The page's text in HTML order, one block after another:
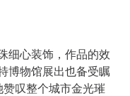
细心装饰，作品的效
博物馆展出也备受瞩
叹整个城市金光璀